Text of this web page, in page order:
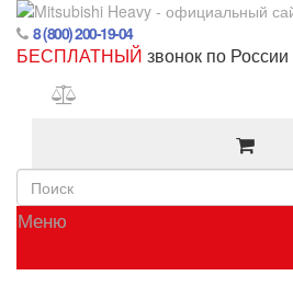
8 (800) 200-19-04
БЕСПЛАТНЫЙ звонок по России
Меню